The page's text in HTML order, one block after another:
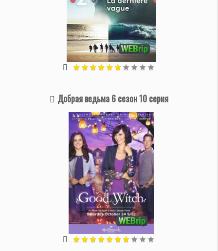
Добрая ведьма 6 сезон 10 серия